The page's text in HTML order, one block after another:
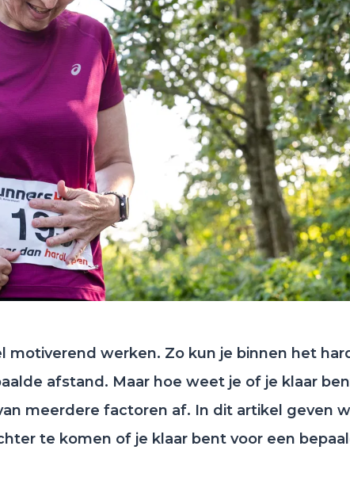
motiverend werken. Zo kun je binnen het
afstand. Maar hoe weet je of je klaar
meerdere factoren af. In dit artikel geven
te komen of je klaar bent voor een